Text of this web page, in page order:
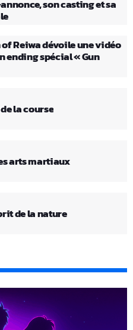
son casting et sa
Reiwa dévoile une vidéo
ending spécial « Gun
la course
arts martiaux
de la nature